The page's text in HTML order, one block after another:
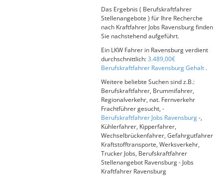
Das Ergebnis ( Berufskraftfahrer
Stellenangebote ) für Ihre Recherche
nach Kraftfahrer Jobs Ravensburg finden
Sie nachstehend aufgeführt.
Ein LKW Fahrer in Ravensburg verdient
durchschnittlich:3.489,00€
Berufskraftfahrer Ravensburg Gehalt .
Weitere beliebte Suchen sind z.B.:
Berufskraftfahrer, Brummifahrer,
Regionalverkehr, nat. Fernverkehr
Frachtführer gesucht, -
Berufskraftfahrer Jobs Ravensburg-,
Kühlerfahrer, Kipperfahrer,
Wechselbrückenfahrer, Gefahrgutfahrer
Kraftstofftransporte, Werksverkehr,
Trucker Jobs, Berufskraftfahrer
Stellenangebot Ravensburg - Jobs
Kraftfahrer Ravensburg